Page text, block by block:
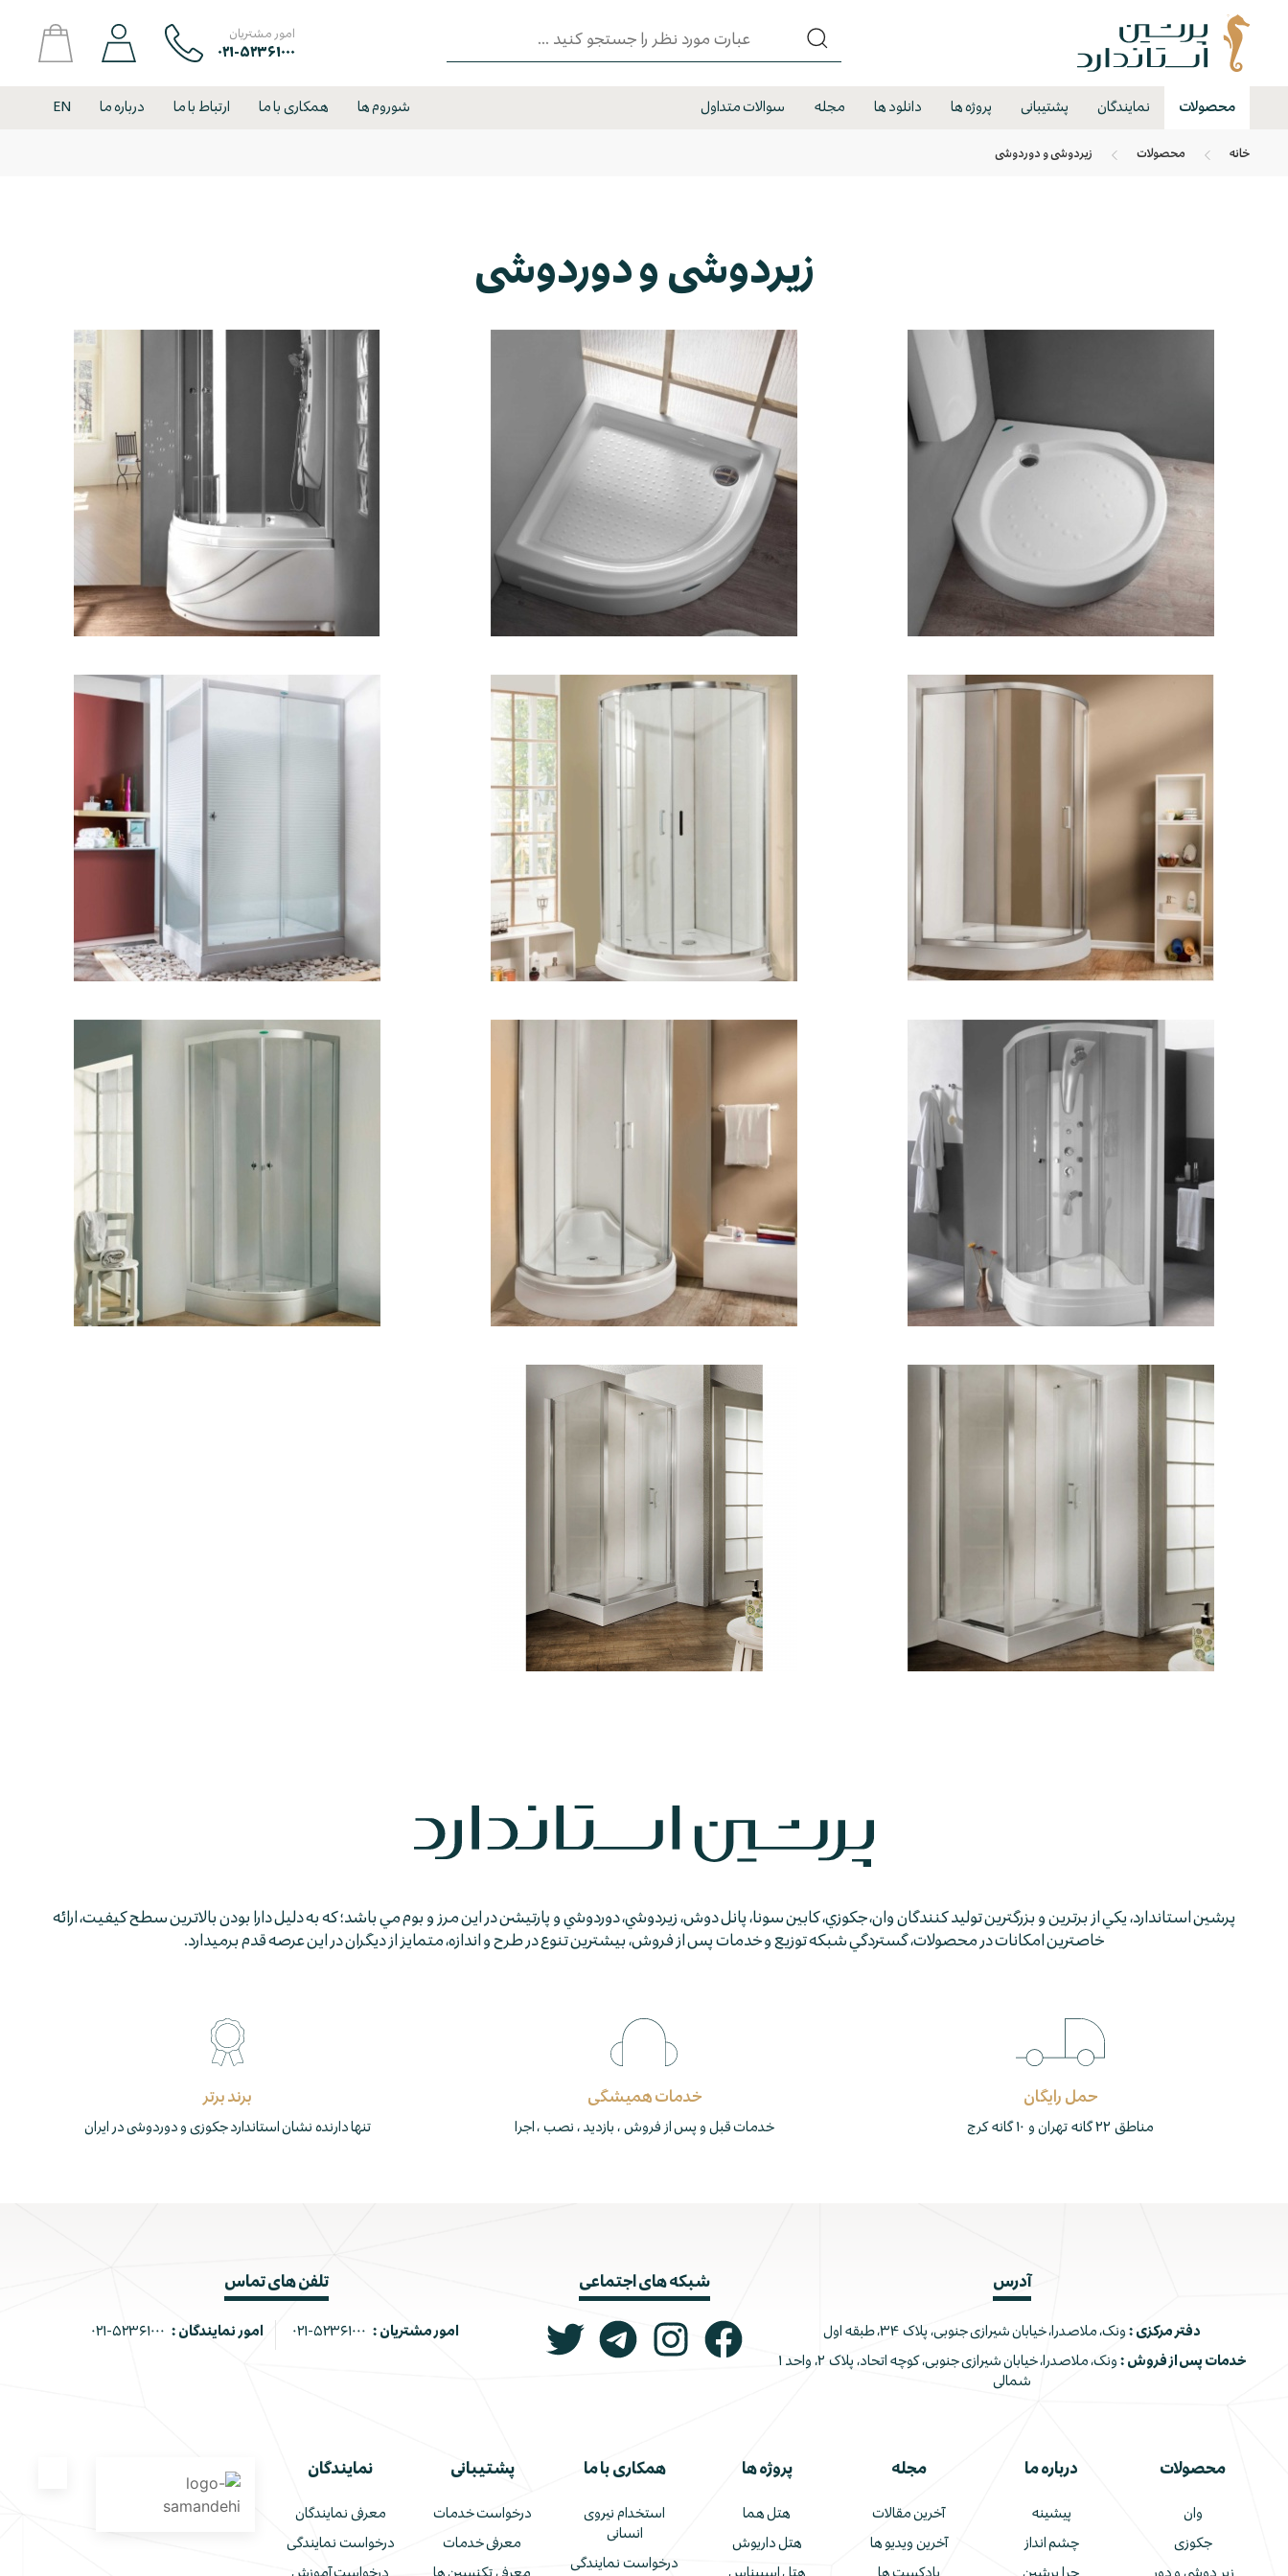
امور مشتریان
۰۲۱-۵۲۳۶۱۰۰۰
محصولات نمایندگان پشتیبانی پروژه ها دانلود ها مجله سوالات متداول شوروم ها همکاری با ما ارتباط با ما درباره ما EN
خانه محصولات زیردوشی و دوردوشی
زیردوشی و دوردوشی
ملیسا
لاریسا
کارینا کاترینا سرتینا
جسیکا سارينا
ليانا ۱۰۰ ليانا ۱۲۰
پرشين استاندارد، يكي از برترين و بزرگترين توليد كنندگان وان، جكوزي، كابين سونا، پانل دوش، زيردوشي، دوردوشي و پارتيشن در اين مرز و بوم مي باشد؛ كه به دليل دارا بودن بالاترين سطح كيفيت، ارائه
خاصترين امكانات در محصولات، گستردگي شبكه توزيع و خدمات پس از فروش، بيشترين تنوع در طرح و اندازه، متمايز از ديگران در اين عرصه قدم برمي­دارد.
حمل رایگان
مناطق ۲۲ گانه تهران و ۱۰ گانه کرج
خدمات همیشگی
خدمات قبل و پس از فروش ، بازدید ، نصب ، اجرا
برند برتر
تنها دارنده نشان استاندارد جکوزی و دوردوشی در ایران
آدرس
دفتر مرکزی : ونک، ملاصدرا، خیابان شیرازی جنوبی، پلاک ۳۴، طبقه اول
خدمات پس از فروش :
ونک، ملاصدرا، خیابان شیرازی جنوبی، کوچه اتحاد، پلاک ۲، واحد ۱
شمالی
شبکه های اجتماعی تلفن های تماس
امور مشتریان : ۰۲۱-۵۲۳۶۱۰۰۰ امور نمایندگان : ۰۲۱-۵۲۳۶۱۰۰۰
محصولات
وان
جکوزی
زیر دوشی و دور
درباره ما
پیشینه
چشم انداز
چرا پرشین
مجله
آخرین مقالات
آخرین ویدیو ها
پادکست ها
پروژه ها
هتل هما
هتل داریوش
هتل اسپیناس
همکاری با ما
استخدام نیروی
انسانی
درخواست نمایندگی
پشتیبانی
درخواست خدمات
معرفی خدمات
معرفی تکنسین ها
نمایندگان
معرفی نمایندگان
درخواست نمایندگی
درخواست آموزش